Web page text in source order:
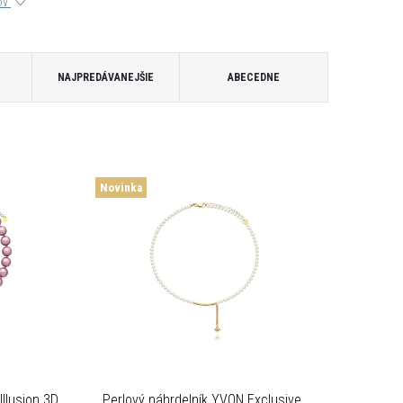
NAJPREDÁVANEJŠIE ABECEDNE
Novinka